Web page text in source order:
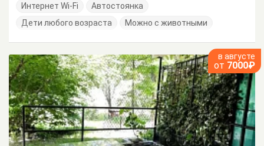
Интернет Wi-Fi
Автостоянка
Дети любого возраста
Можно с животными
в августе
от 7000₽